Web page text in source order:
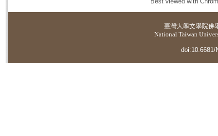
臺灣大學文學院佛
National Taiwan
doi:10.6681/